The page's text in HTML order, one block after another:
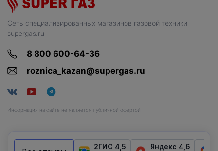
Сеть специализированных магазинов газовой техники
supergas.ru
8 800 600-64-36
roznica_kazan@supergas.ru
Информация на сайте не является публичной офертой